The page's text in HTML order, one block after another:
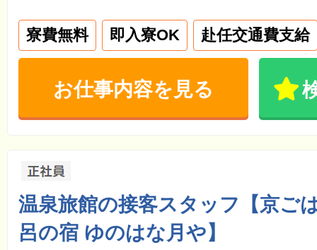
寮費無料 即入寮OK 赴任交通費支給
お仕事内容を見る
温泉旅館の接客スタッフ【京ご
呂の宿 ゆのはな月や】